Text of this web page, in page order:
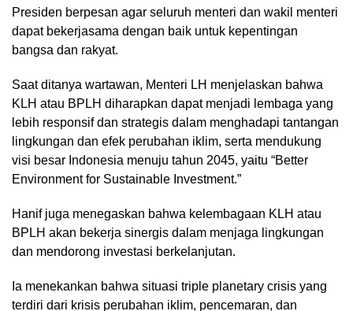
Presiden berpesan agar seluruh menteri dan wakil menteri
dapat bekerjasama dengan baik untuk kepentingan
bangsa dan rakyat.
Saat ditanya wartawan, Menteri LH menjelaskan bahwa
KLH atau BPLH diharapkan dapat menjadi lembaga yang
lebih responsif dan strategis dalam menghadapi tantangan
lingkungan dan efek perubahan iklim, serta mendukung
visi besar Indonesia menuju tahun 2045, yaitu “Better
Environment for Sustainable Investment.”
Hanif juga menegaskan bahwa kelembagaan KLH atau
BPLH akan bekerja sinergis dalam menjaga lingkungan
dan mendorong investasi berkelanjutan.
Ia menekankan bahwa situasi triple planetary crisis yang
terdiri dari krisis perubahan iklim, pencemaran, dan